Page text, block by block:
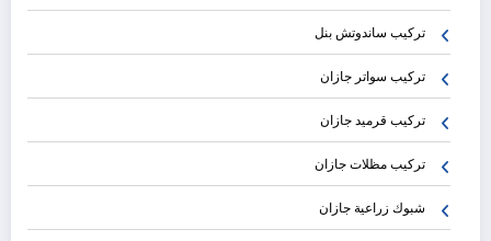
تركيب ساندوتش بنل
تركيب سواتر جازان
تركيب قرميد جازان
تركيب مظلات جازان
شبوك زراعية جازان